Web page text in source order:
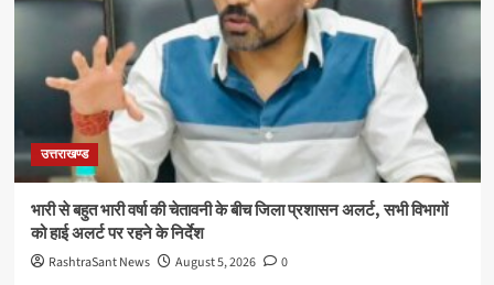
उत्तराखण्ड
भारी से बहुत भारी वर्षा की चेतावनी के बीच जिला प्रशासन अलर्ट, सभी विभागों
को हाई अलर्ट पर रहने के निर्देश
RashtraSant News August 5, 2026 0